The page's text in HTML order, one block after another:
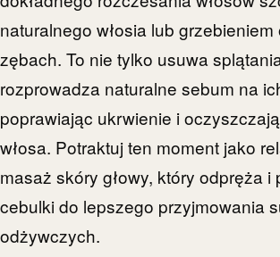
naturalnego włosia lub
zębach. To nie tylko usuwa
rozprowadza naturalne sebum na
poprawiając ukrwienie i
włosa. Potraktuj ten moment jako
masaż skóry głowy, który odpręża i
cebulki do lepszego przyjmowania
odżywczych.